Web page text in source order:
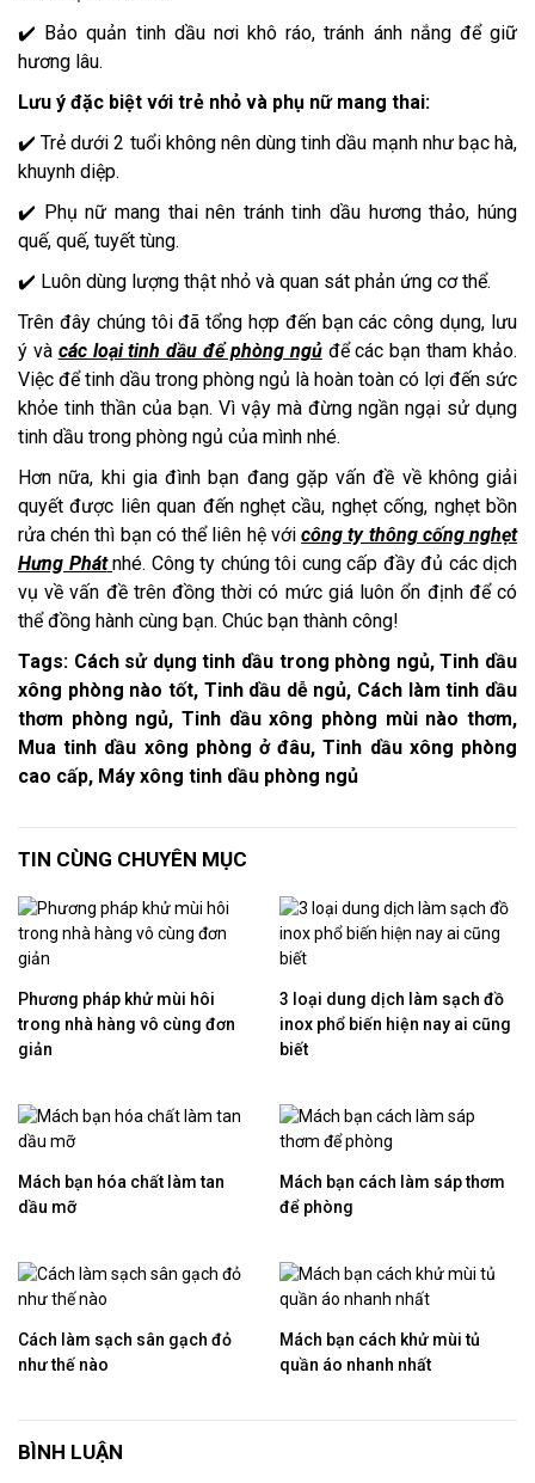
✔️ Bảo quản tinh dầu nơi khô ráo, tránh ánh nắng để giữ
hương lâu.
Lưu ý đặc biệt với trẻ nhỏ và phụ nữ mang thai:
✔️ Trẻ dưới 2 tuổi không nên dùng tinh dầu mạnh như bạc hà,
khuynh diệp.
✔️ Phụ nữ mang thai nên tránh tinh dầu hương thảo, húng
quế, quế, tuyết tùng.
✔️ Luôn dùng lượng thật nhỏ và quan sát phản ứng cơ thể.
Trên đây chúng tôi đã tổng hợp đến bạn các công dụng, lưu
ý và các loại tinh dầu để phòng ngủđể các bạn tham khảo.
Việc để tinh dầu trong phòng ngủ là hoàn toàn có lợi đến sức
khỏe tinh thần của bạn. Vì vậy mà đừng ngần ngại sử dụng
tinh dầu trong phòng ngủ của mình nhé.
Hơn nữa, khi gia đình bạn đang gặp vấn đề về không giải
quyết được liên quan đến nghẹt cầu, nghẹt cống, nghẹt bồn
rửa chén thì bạn có thể liên hệ với công ty thông cống nghẹt
Hưng Phát nhé. Công ty chúng tôi cung cấp đầy đủ các dịch
vụ về vấn đề trên đồng thời có mức giá luôn ổn định để có
thể đồng hành cùng bạn. Chúc bạn thành công!
Tags: Cách sử dụng tinh dầu trong phòng ngủ, Tinh dầu
xông phòng nào tốt, Tinh dầu dễ ngủ, Cách làm tinh dầu
thơm phòng ngủ, Tinh dầu xông phòng mùi nào thơm,
Mua tinh dầu xông phòng ở đâu, Tinh dầu xông phòng
cao cấp, Máy xông tinh dầu phòng ngủ
TIN CÙNG CHUYÊN MỤC
Phương pháp khử mùi hôi
trong nhà hàng vô cùng đơn
giản
3 loại dung dịch làm sạch đồ
inox phổ biến hiện nay ai cũng
biết
Mách bạn hóa chất làm tan
dầu mỡ
Mách bạn cách làm sáp thơm
để phòng
Cách làm sạch sân gạch đỏ
như thế nào
Mách bạn cách khử mùi tủ
quần áo nhanh nhất
BÌNH LUẬN